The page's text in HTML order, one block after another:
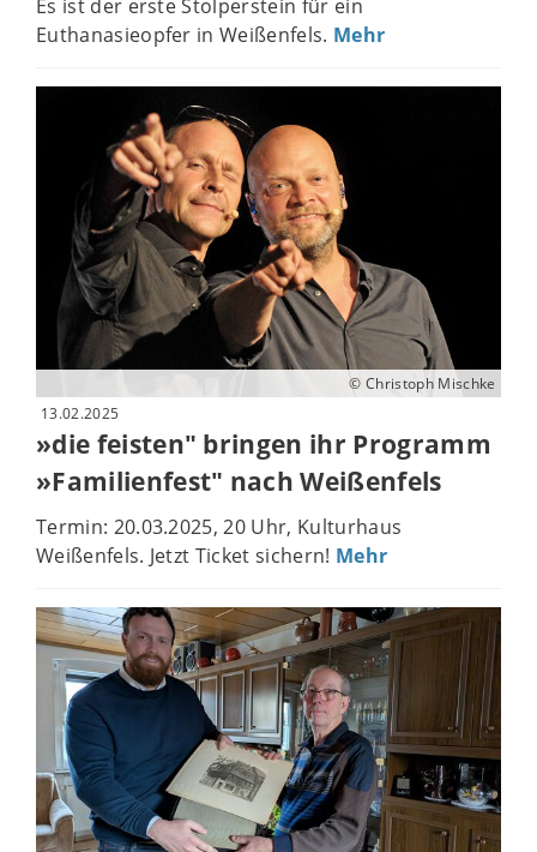
Es ist der erste Stolperstein für ein
Euthanasieopfer in Weißenfels. Mehr
© Christoph Mischke
13.02.2025
»die feisten" bringen ihr Programm
»Familienfest" nach Weißenfels
Termin: 20.03.2025, 20 Uhr, Kulturhaus
Weißenfels. Jetzt Ticket sichern! Mehr